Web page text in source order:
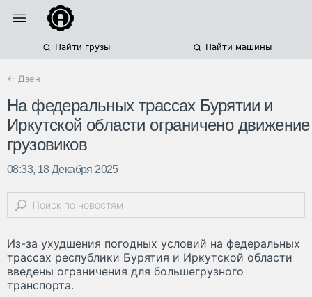
Найти грузы Найти машины
← Дзен
На федеральных трассах Бурятии и
Иркутской области ограничено движение
грузовиков
08:33, 18 Декабря 2025
Из-за ухудшения погодных условий на федеральных
трассах республики Бурятия и Иркутской области
введены ограничения для большегрузного
транспорта.